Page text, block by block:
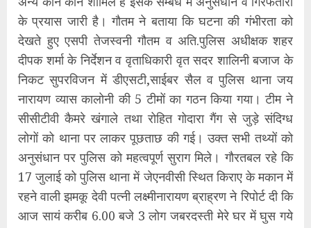
के प्रयास जारी है। गौतम ने बताया कि घटना की गंभीरता को
देखते हुए एसपी तेजस्वनी गौतम व अति.पुलिस अधीक्षक शहर
दीपक शर्मा के निर्देशन व वृताधिकारी वृत सदर शालिनी बजाज के
निकट सुपरविजन में डीएसटी,साईबर सैल व पुलिस थाना जय
नारायण व्यास कालोनी की 5 टीमों का गठन किया गया। टीम ने
सीसीटीवी कैमरे खंगाले तथा रोहित गोदारा गैंग से जुड़े संदिग्ध
लोगों को थाना पर लाकर पूछताछ की गई। उक्त सभी तथ्यों को
अनुसंधान पर पुलिस को महत्वपूर्ण सुराग मिले। गौरतबल रहे कि
17 जुलाई को पुलिस थाना में जेएनवीसी स्थित किराए के मकान में
रहने वाली झमकू देवी पत्नी लक्ष्मीनारायण ब्राह्रण ने रिपोर्ट दी कि
आज सायं करीब 6.00 बजे 3 लोग जबरदस्ती मेरे घर में घुस गये